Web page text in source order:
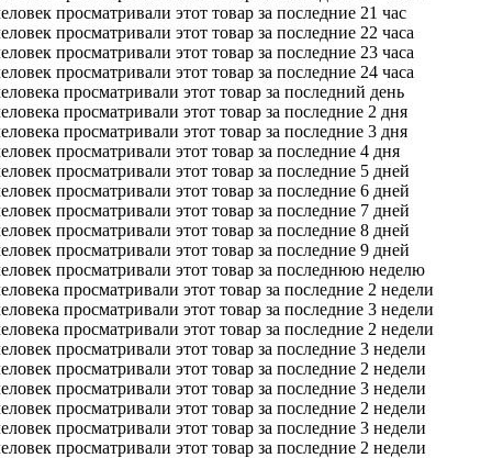
просматривали этот товар за последние 21 час
просматривали этот товар за последние 22 часа
просматривали этот товар за последние 23 часа
просматривали этот товар за последние 24 часа
просматривали этот товар за последний день
просматривали этот товар за последние 2 дня
просматривали этот товар за последние 3 дня
просматривали этот товар за последние 4 дня
просматривали этот товар за последние 5 дней
просматривали этот товар за последние 6 дней
просматривали этот товар за последние 7 дней
просматривали этот товар за последние 8 дней
просматривали этот товар за последние 9 дней
просматривали этот товар за последнюю неделю
просматривали этот товар за последние 2 недели
просматривали этот товар за последние 3 недели
просматривали этот товар за последние 2 недели
просматривали этот товар за последние 3 недели
просматривали этот товар за последние 2 недели
просматривали этот товар за последние 3 недели
просматривали этот товар за последние 2 недели
просматривали этот товар за последние 3 недели
просматривали этот товар за последние 2 недели